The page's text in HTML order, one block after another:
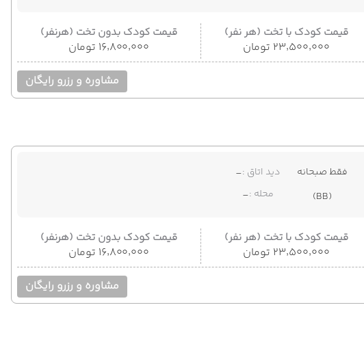
قیمت کودک با تخت (هر نفر)
۲۳٬۵۰۰٬۰۰۰ تومان
قیمت کودک بدون تخت (هرنفر)
۱۶٬۸۰۰٬۰۰۰ تومان
مشاوره و رزرو رایگان
فقط صبحانه
(BB)
دید اتاق :-
محله :-
قیمت کودک با تخت (هر نفر)
۲۳٬۵۰۰٬۰۰۰ تومان
قیمت کودک بدون تخت (هرنفر)
۱۶٬۸۰۰٬۰۰۰ تومان
مشاوره و رزرو رایگان